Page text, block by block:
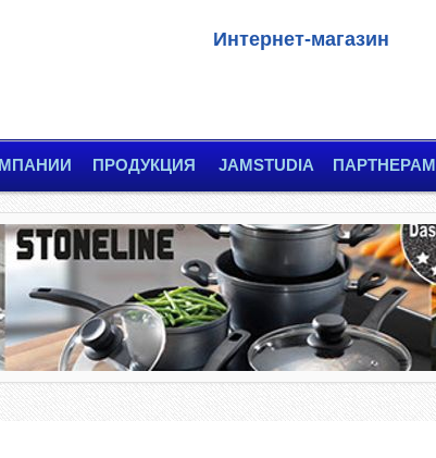
Интернет-магазин
ПРОДУКЦИЯ JAMSTUDIA ПАРТНЕРАМ